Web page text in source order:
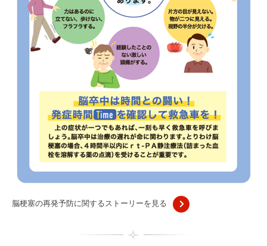
脳梗塞の再発予防に関するストーリーを見る